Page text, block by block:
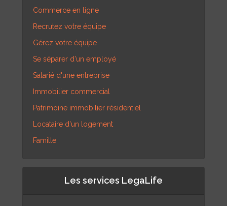
Commerce en ligne
Recrutez votre équipe
Gérez votre équipe
Se séparer d'un employé
Salarié d'une entreprise
Immobilier commercial
Patrimoine immobilier résidentiel
Locataire d'un logement
Famille
Les services LegaLife